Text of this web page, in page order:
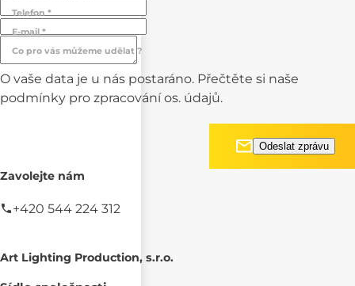
Telefon *
E-mail *
Co pro vás můžeme udělat ?
O vaše data je u nás postaráno. Přečtěte si naše
podmínky pro zpracování os. údajů.
Zavolejte nám
+420 544 224 312
Art Lighting Production, s.r.o.